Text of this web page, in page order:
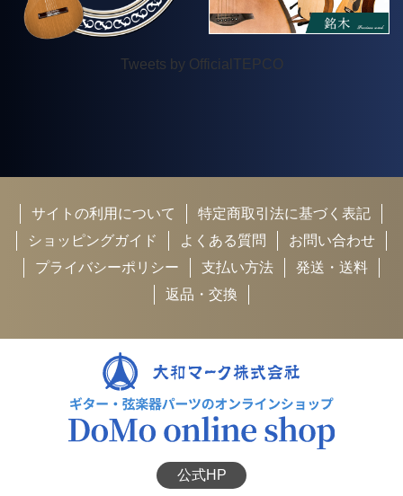
Tweets by OfficialTEPCO
サイトの利用について
特定商取引法に基づく表記
ショッピングガイド
よくある質問
お問い合わせ
プライバシーポリシー
支払い方法
発送・送料
返品・交換
公式HP